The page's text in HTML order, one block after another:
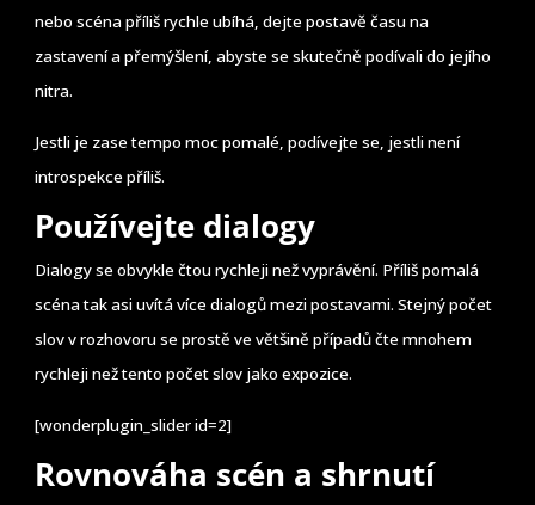
nebo scéna příliš rychle ubíhá, dejte postavě času na
zastavení a přemýšlení, abyste se skutečně podívali do jejího
nitra.
Jestli je zase tempo moc pomalé, podívejte se, jestli není
introspekce příliš.
Používejte dialogy
Dialogy se obvykle čtou rychleji než vyprávění. Příliš pomalá
scéna tak asi uvítá více dialogů mezi postavami. Stejný počet
slov v rozhovoru se prostě ve většině případů čte mnohem
rychleji než tento počet slov jako expozice.
[wonderplugin_slider id=2]
Rovnováha scén a shrnutí